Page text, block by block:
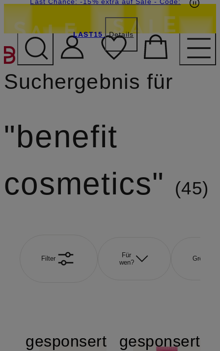
ZUM HAUPTINHALT
LAST15 Details
Suchergebnis für
benefit
cosmetics
45
Filter
Für
wen?
Größe
gesponsert gesponsert